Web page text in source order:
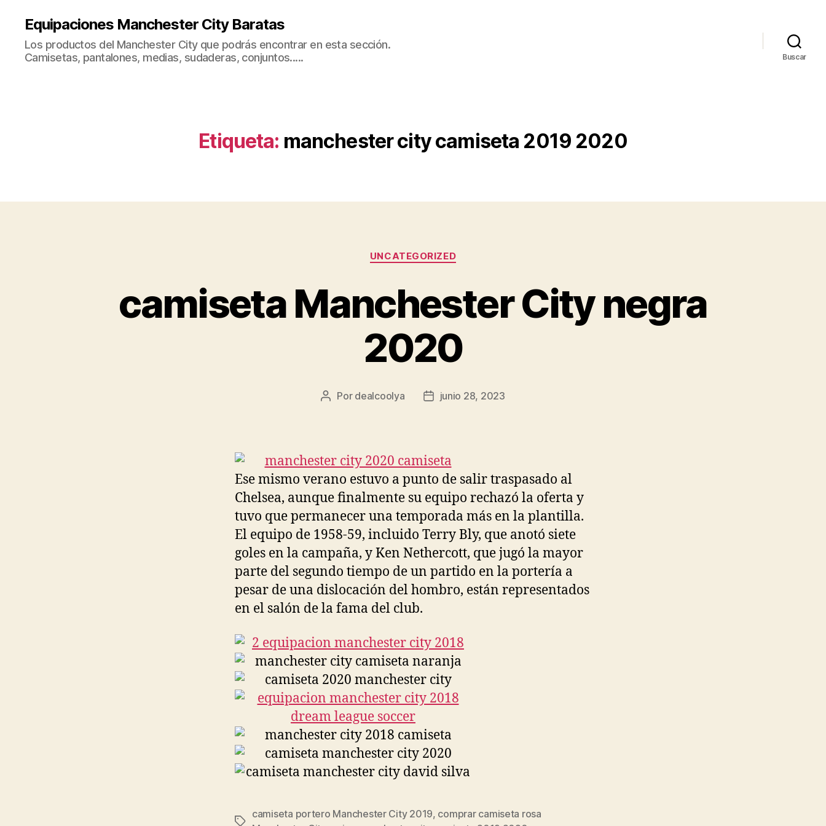
Equipaciones Manchester City Baratas
Los productos del Manchester City que podrás encontrar en esta sección.
Camisetas, pantalones, medias, sudaderas, conjuntos.....
Buscar
Etiqueta: manchester city camiseta 2019 2020
Categorías
UNCATEGORIZED
camiseta Manchester City negra
2020
Autor
Por dealcoolya
Fechajunio 28, 2023
Ese mismo verano estuvo a punto de salir traspasado al
Chelsea, aunque finalmente su equipo rechazó la oferta y
tuvo que permanecer una temporada más en la plantilla.
El equipo de 1958-59, incluido Terry Bly, que anotó siete
goles en la campaña, y Ken Nethercott, que jugó la mayor
parte del segundo tiempo de un partido en la portería a
pesar de una dislocación del hombro, están representados
en el salón de la fama del club.
Etiquetas
camiseta portero Manchester City 2019, comprar camiseta rosa